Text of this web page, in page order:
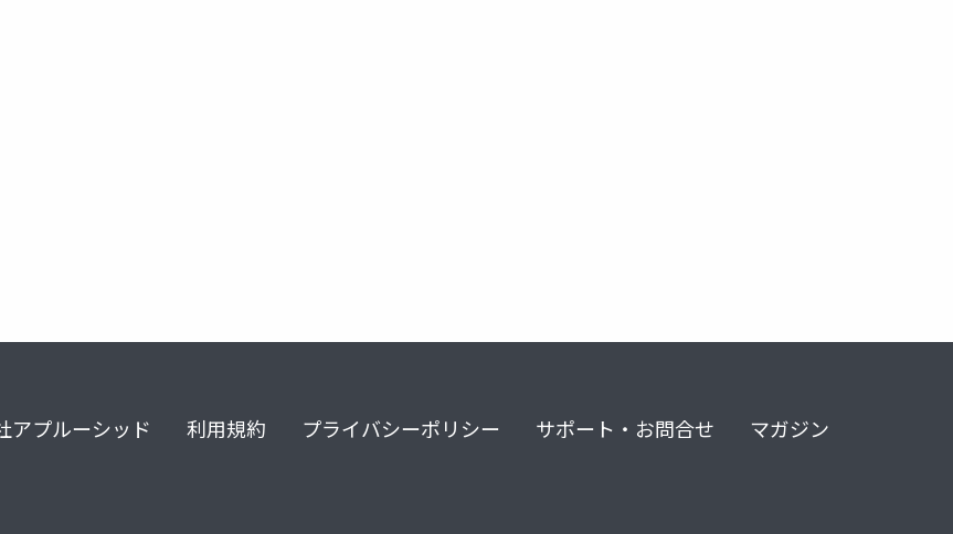
アプルーシッド 利用規約 プライバシーポリシー サポート・お問合せ マガジン